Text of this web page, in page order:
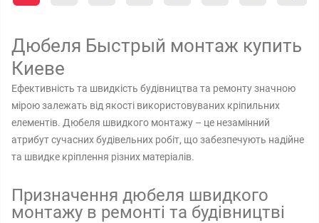
Дюбеля Быстрый монтаж купить
Киеве
Ефективність та швидкість будівництва та ремонту значною
мірою залежать від якості використовуваних кріпильних
елементів. Дюбеля швидкого монтажу – це незамінний
атрибут сучасних будівельних робіт, що забезпечують надійне
та швидке кріплення різних матеріалів.
Призначення дюбеля швидкого
монтажу в ремонті та будівництві